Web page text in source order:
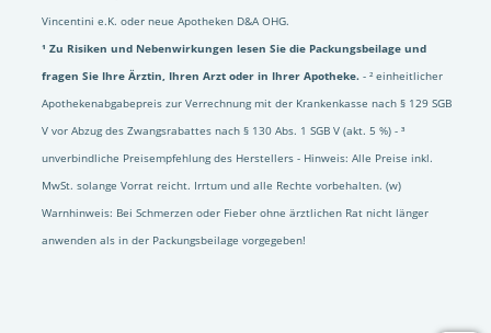
Vincentini e.K. oder neue Apotheken D&A OHG.
¹ Zu Risiken und Nebenwirkungen lesen Sie die Packungsbeilage und
fragen Sie Ihre Ärztin, Ihren Arzt oder in Ihrer Apotheke. - ² einheitlicher
Apothekenabgabepreis zur Verrechnung mit der Krankenkasse nach § 129 SGB
V vor Abzug des Zwangsrabattes nach § 130 Abs. 1 SGB V (akt. 5 %) - ³
unverbindliche Preisempfehlung des Herstellers - Hinweis: Alle Preise inkl.
MwSt. solange Vorrat reicht. Irrtum und alle Rechte vorbehalten. (w)
Warnhinweis: Bei Schmerzen oder Fieber ohne ärztlichen Rat nicht länger
anwenden als in der Packungsbeilage vorgegeben!